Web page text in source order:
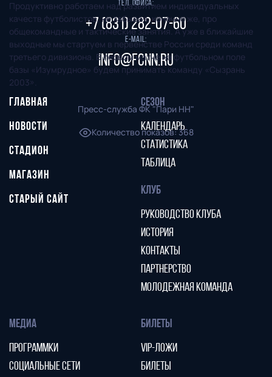
Продуктивно работаем над развитием индивидуальных
качеств футболистов, не забывая, конечно же, про
общекомандные и тактические занятия. А уже в ближайшие
выходные мы стартуем в первенстве России среди команд
третьего дивизиона. В первом матче на футбольном поле
базы «Изумрудное» будем принимать команду «Сызрань
2003».
Пресс-служба ФК "Пари НН"
Количество показов:368
Тел. офиса:
+7 (831) 282-07-60
E-mail:
info@fcnn.ru
ГЛАВНАЯ
НОВОСТИ
СТАДИОН
МАГАЗИН
СТАРЫЙ САЙТ
СЕЗОН
КАЛЕНДАРЬ
СТАТИСТИКА
ТАБЛИЦА
КЛУБ
РУКОВОДСТВО КЛУБА
ИСТОРИЯ
КОНТАКТЫ
ПАРТНЕРСТВО
МОЛОДЕЖНАЯ КОМАНДА
МЕДИА
ПРОГРАММКИ
СОЦИАЛЬНЫЕ СЕТИ
БИЛЕТЫ
VIP-ЛОЖИ
БИЛЕТЫ